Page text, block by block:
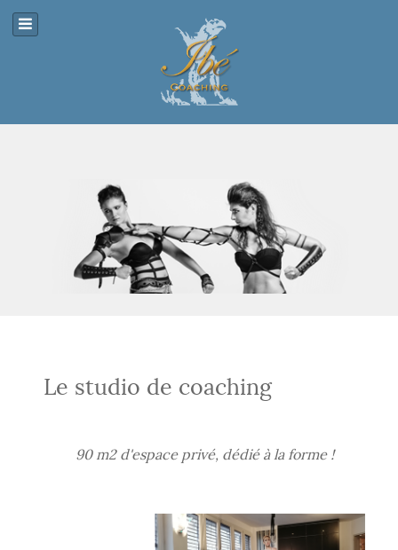
Le studio de coaching
90 m2 d'espace privé, dédié à la forme !